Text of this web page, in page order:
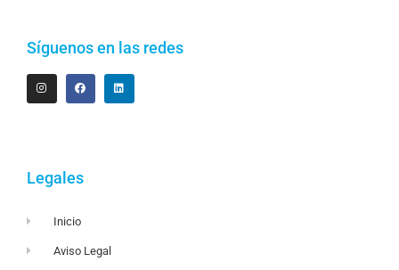
Síguenos en las redes
Legales
Inicio
Aviso Legal